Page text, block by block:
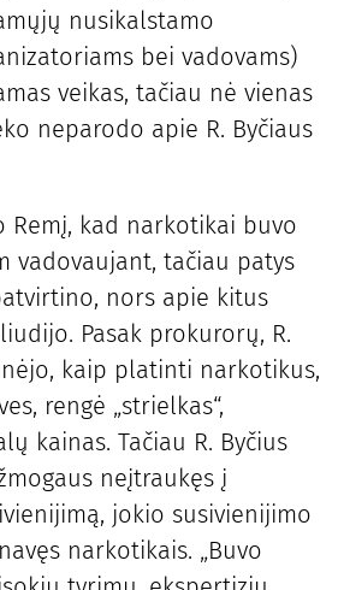
nusikalstamo
bei vadovams)
veikas, tačiau nė vienas
neparodo apie R. Byčiaus
Remį, kad narkotikai buvo
vadovaujant, tačiau patys
nors apie kitus
Pasak prokurorų, R.
kaip platinti narkotikus,
rengė „strielkas“,
kainas. Tačiau R. Byčius
neįtraukęs į
jokio susivienijimo
narkotikais. „Buvo